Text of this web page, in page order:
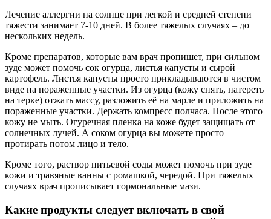
Лечение аллергии на солнце при легкой и средней степени
тяжести занимает 7-10 дней. В более тяжелых случаях – до
нескольких недель.
Кроме препаратов, которые вам врач пропишет, при сильном
зуде может помочь сок огурца, листья капусты и сырой
картофель. Листья капусты просто прикладываются в чистом
виде на пораженные участки. Из огурца (кожу снять, натереть
на терке) отжать массу, разложить её на марле и приложить на
пораженные участки. Держать компресс полчаса. После этого
кожу не мыть. Огуречная пленка на коже будет защищать от
солнечных лучей. А соком огурца вы можете просто
протирать потом лицо и тело.
Кроме того, раствор питьевой соды может помочь при зуде
кожи и травяные ванны с ромашкой, чередой. При тяжелых
случаях врач прописывает гормональные мази.
Какие продукты следует включать в свой